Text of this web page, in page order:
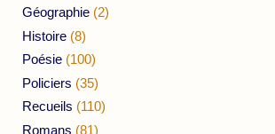
Géographie (2)
Histoire (8)
Poésie (100)
Policiers (35)
Recueils (110)
Romans (81)